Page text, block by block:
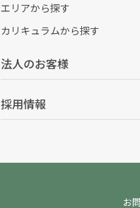
エリアから探す
カリキュラムから探す
法人のお客様
採用情報
お